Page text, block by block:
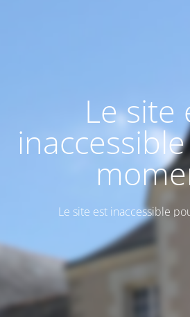
Le site
Le site est inaccessible